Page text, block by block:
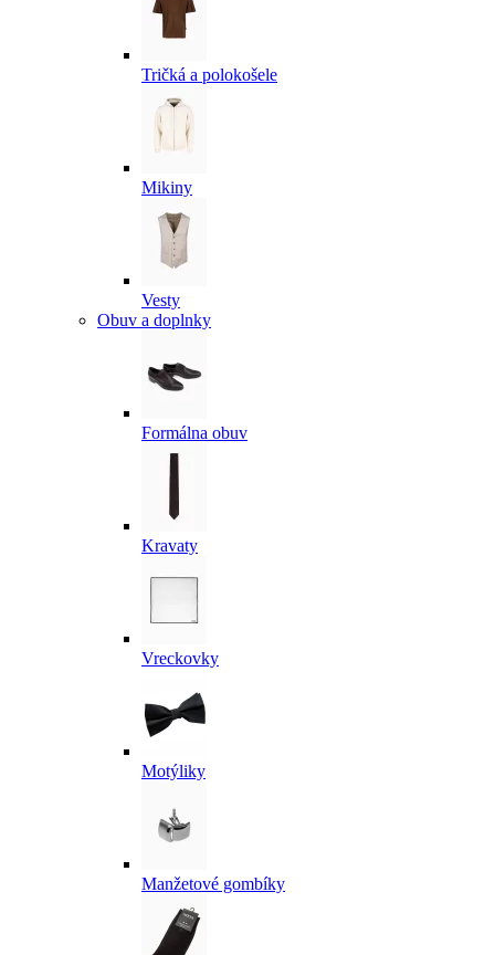
Tričká a polokošele
Mikiny
Vesty
Obuv a doplnky
Formálna obuv
Kravaty
Vreckovky
Motýliky
Manžetové gombíky